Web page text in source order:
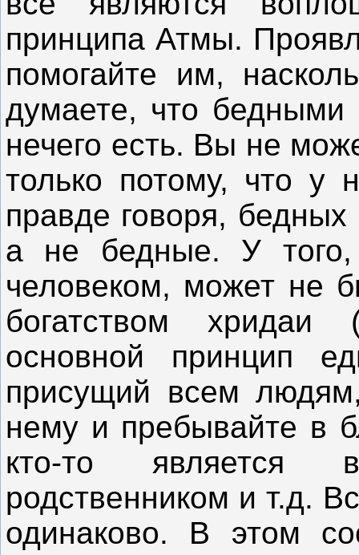
принципа Атмы.
помогайте им,
думаете, что
нечего есть. Вы не
только потому, что у
правде говоря,
а не бедные. У того,
человеком, может не
богатством хридаи
основной принцип
присущий всем
нему и пребывайте в
кто-то является
родственником и т.д.
одинаково. В этом